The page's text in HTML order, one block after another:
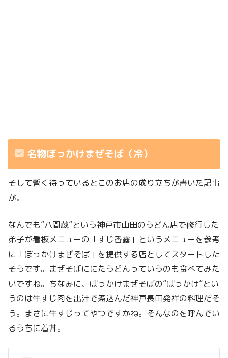
名物ぼっかけまぜそば（冷）
そして暫く待っているとこのお店の成り立ちが書いた記事
が。
なんでも”八間蔵”という神戸市山田のうどん店で修行した
弟子が看板メニューの「すじ香露」というメニューを参考
に「ぼっかけまぜそば」を提供する店としてスタートした
そうです。まぜそばににたうどんっていうのも食べてみた
いですね。ちなみに、ぼっかけまぜそばの”ぼっかけ”とい
うのは牛すじ肉を出汁で煮込んだ神戸長田発祥の料理だそ
う。まさに牛すじってやつですかね。そんなのを呼んでい
るうちに着丼。